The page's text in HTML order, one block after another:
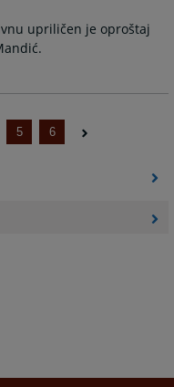
upriličen je oproštaj
5 6